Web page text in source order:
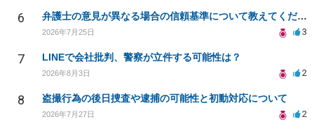
6 弁護士の意見が異なる場合の信頼基準について教えてください
2026年7月25日 3
7 LINEで会社批判、警察が立件する可能性は？
2026年8月3日 2
8 盗撮行為の後日捜査や逮捕の可能性と初動対応について
2026年7月27日 2